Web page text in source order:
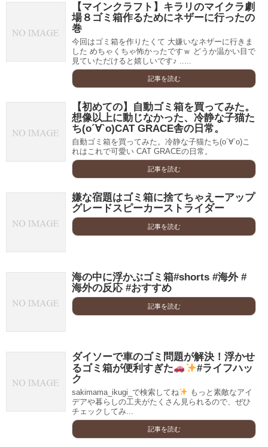
【マインクラフト】キラリのマイクラ劇
場８ゴミ箱作るためにネザーに行ったの
巻
今回はゴミ箱を作りたくて 大嫌いなネザーに行きま
した めちゃくちゃ怖かったですｗ どうか温かい目で
見ていただけると嬉しいです♪ .....
記事を読む
【初めての】自動ゴミ箱を買ってみた。
想像以上に動じなかった、冷静な子猫た
ち(о´∀`о)CAT GRACE舎の日常。
自動ゴミ箱を買ってみた。冷静な子猫たち(о´∀`о)こ
れはこれで可愛い CAT GRACEの日常。
記事を読む
嫌な宿題はゴミ箱に捨てちゃえーアップ
グレードスピーカーストライダー
記事を読む
海の中に浮かぶゴミ箱#shorts #海外 #
海外の反応 #おすすめ
記事を読む
ダイソーで車のゴミ問題が解決！浮かせ
るゴミ箱が便利すぎた
#ライフハッ
ク
sakimama_ikugi_で検索してね
もっと素敵なアイ
デアや暮らしの工夫がたくさん見られるので、ぜひ
チェックしてみ...
記事を読む